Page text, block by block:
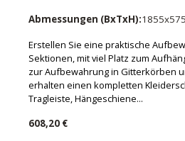
Abmessungen (BxTxH):
Erstellen Sie eine praktische
Sektionen, mit viel Platz zum
zur Aufbewahrung in Gitterkörben
erhalten einen kompletten
Tragleiste, Hängeschiene...
608,20 €